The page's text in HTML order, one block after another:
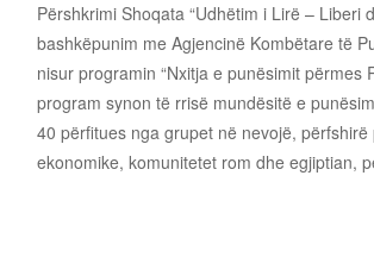
Përshkrimi Shoqata “Udhëtim i Lirë – Liberi
bashkëpunim me Agjencinë Kombëtare të
nisur programin “Nxitja e punësimit përmes
program synon të rrisë mundësitë e
40 përfitues nga grupet në nevojë,
ekonomike, komunitetet rom dhe egjiptian,